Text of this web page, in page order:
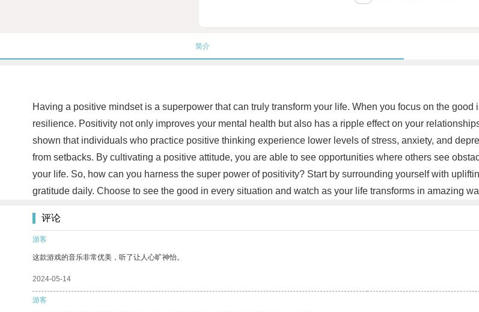
简介
Having a positive mindset is a superpower that can truly transform your life. When you focus on the
resilience. Positivity not only improves your mental health but also has a ripple effect on your
shown that individuals who practice positive thinking experience lower levels of stress, anxiety, and
from setbacks. By cultivating a positive attitude, you are able to see opportunities where others see
your life. So, how can you harness the super power of positivity? Start by surrounding yourself with
gratitude daily. Choose to see the good in every situation and watch as your life transforms in amazing
评论
游客
这款游戏的音乐非常优美，听了让人心旷神怡。
2024-05-14
游客